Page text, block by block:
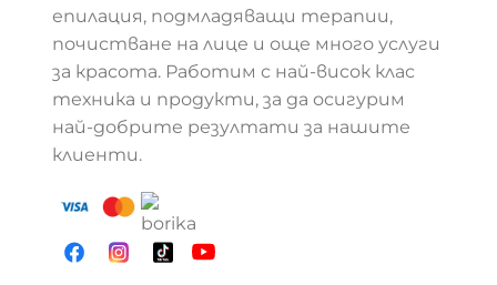
епилация, подмладяващи терапии,
почистване на лице и още много услуги
за красота. Работим с най-висок клас
техника и продукти, за да осигурим
най-добрите резултати за нашите
клиенти.